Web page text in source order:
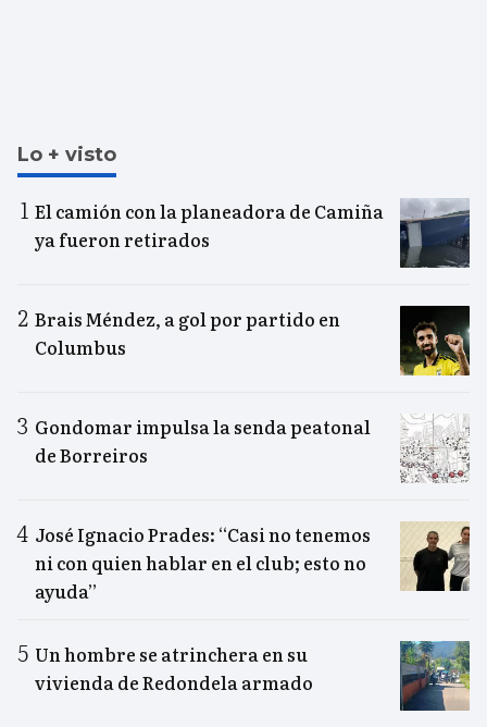
Lo + visto
El camión con la planeadora de Camiña
ya fueron retirados
Brais Méndez, a gol por partido en
Columbus
Gondomar impulsa la senda peatonal
de Borreiros
José Ignacio Prades: “Casi no tenemos
ni con quien hablar en el club; esto no
ayuda”
Un hombre se atrinchera en su
vivienda de Redondela armado